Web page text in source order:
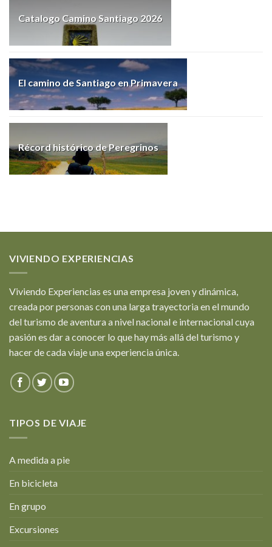
Catalogo Camino Santiago 2026
El camino de Santiago en Primavera
Récord histórico de Peregrinos
VIVIENDO EXPERIENCIAS
Viviendo Experiencias es una empresa joven y dinámica,
creada por personas con una larga trayectoria en el mundo
del turismo de aventura a nivel nacional e internacional cuya
pasión es dar a conocer lo que hay más allá del turismo y
hacer de cada viaje una experiencia única.
TIPOS DE VIAJE
A medida a pie
En bicicleta
En grupo
Excursiones